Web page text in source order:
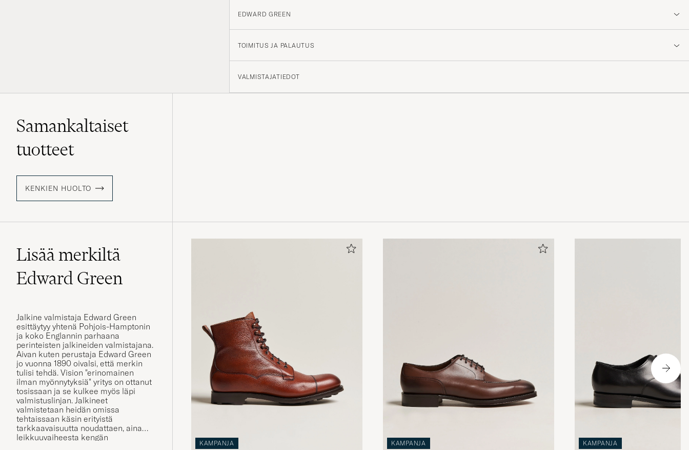
EDWARD GREEN
TOIMITUS JA PALAUTUS
VALMISTAJATIEDOT
Samankaltaiset
tuotteet
KENKIEN HUOLTO
Lisää merkiltä
Edward Green
Jalkine valmistaja Edward Green
esittäytyy yhtenä Pohjois-Hamptonin
ja koko Englannin parhaana
perinteisten jalkineiden valmistajana.
Aivan kuten perustaja Edward Green
jo vuonna 1890 oivalsi, että merkin
tulisi tehdä. Vision "erinomainen
ilman myönnytyksiä" yritys on ottanut
tosissaan ja se kulkee myös läpi
valmistuslinjan. Jalkineet
valmistetaan heidän omissa
tehtaissaan käsin erityistä
tarkkaavaisuutta noudattaen, aina
leikkuuvaiheesta kengän
KAMPANJA KAMPANJA KAMPANJA